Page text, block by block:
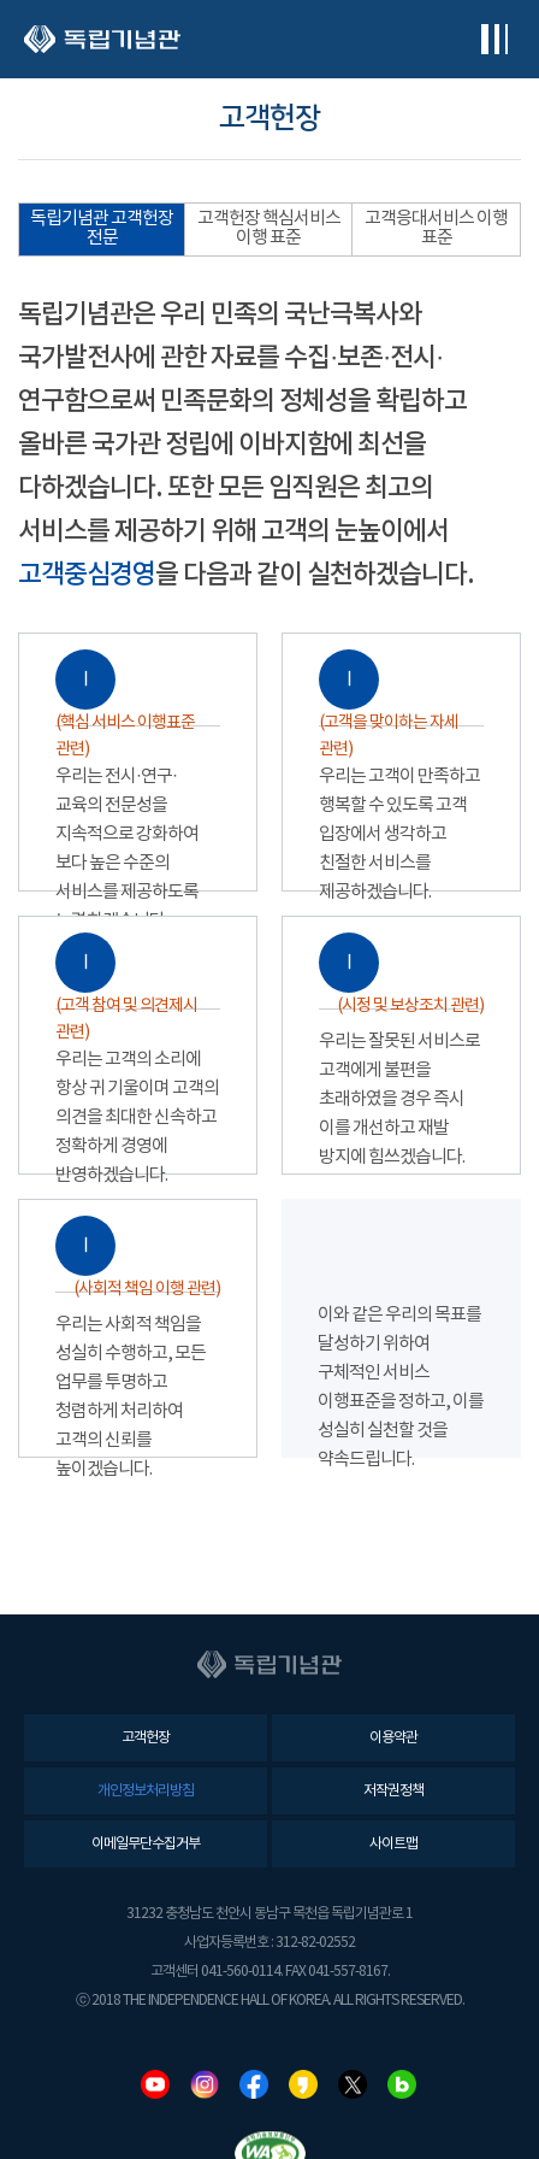
고객헌장
독립기념관 고객헌장
전문
고객헌장 핵심서비스
이행 표준
고객응대서비스 이행
표준
독립기념관은 우리 민족의 국난극복사와
국가발전사에 관한 자료를 수집·보존·전시·
연구함으로써 민족문화의 정체성을 확립하고
올바른 국가관 정립에 이바지함에 최선을
다하겠습니다. 또한 모든 임직원은 최고의
서비스를 제공하기 위해 고객의 눈높이에서
고객중심경영을 다음과 같이 실천하겠습니다.
Ⅰ
(핵심 서비스 이행표준
관련)
우리는 전시·연구·
교육의 전문성을
지속적으로 강화하여
보다 높은 수준의
서비스를 제공하도록
노력하겠습니다.
Ⅰ
(고객을 맞이하는 자세
관련)
우리는 고객이 만족하고
행복할 수 있도록 고객
입장에서 생각하고
친절한 서비스를
제공하겠습니다.
Ⅰ
(고객 참여 및 의견제시
관련)
우리는 고객의 소리에
항상 귀 기울이며 고객의
의견을 최대한 신속하고
정확하게 경영에
반영하겠습니다.
Ⅰ
(시정 및 보상조치 관련)
우리는 잘못된 서비스로
고객에게 불편을
초래하였을 경우 즉시
이를 개선하고 재발
방지에 힘쓰겠습니다.
Ⅰ
(사회적 책임 이행 관련)
우리는 사회적 책임을
성실히 수행하고, 모든
업무를 투명하고
청렴하게 처리하여
고객의 신뢰를
높이겠습니다.
이와 같은 우리의 목표를
달성하기 위하여
구체적인 서비스
이행표준을 정하고, 이를
성실히 실천할 것을
약속드립니다.
고객헌장 이용약관
개인정보처리방침 저작권정책
이메일무단수집거부 사이트맵
31232 충청남도 천안시 동남구 목천읍 독립기념관로 1
사업자등록번호 : 312-82-02552
고객센터 041-560-0114. FAX 041-557-8167.
ⓒ 2018 THE INDEPENDENCE HALL OF KOREA. ALL RIGHTS RESERVED.